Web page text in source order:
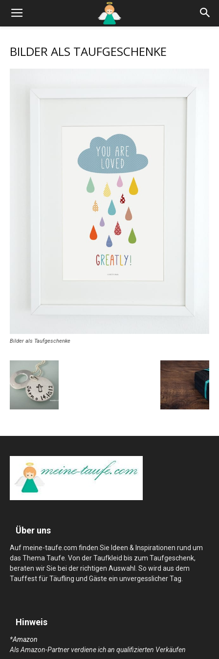
BILDER ALS TAUFGESCHENKE
Bilder als Taufgeschenke
Über uns
Auf meine-taufe.com finden Sie Ideen & Inspirationen rund um
das Thema Taufe. Von der Taufkleid bis zum Taufgeschenk,
beraten wir Sie bei der richtigen Auswahl. So wird aus dem
Tauffest für Täufling und Gäste ein unvergesslicher Tag.
Hinweis
*Amazon
Als Amazon-Partner verdiene ich an qualifizierten Verkäufen